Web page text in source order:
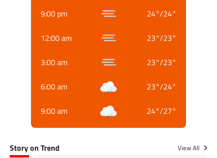
9:00 pm 24°/24°
12:00 am 23°/23°
3:00 am 23°/23°
6:00 am 23°/24°
9:00 am 24°/27°
Story on Trend View All